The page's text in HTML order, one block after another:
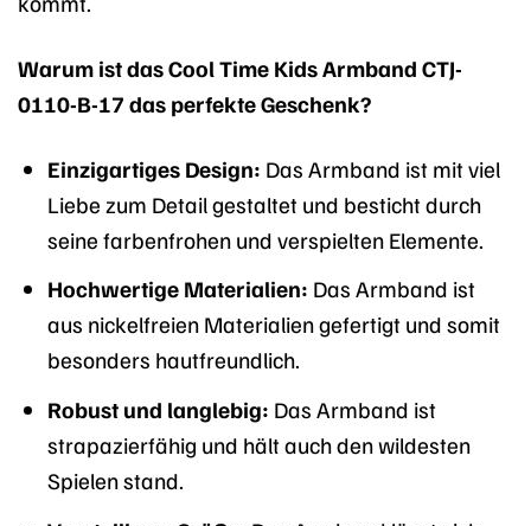
Warum ist das Cool Time Kids Armband CTJ-
0110-B-17 das perfekte Geschenk?
Einzigartiges Design: Das Armband ist mit viel
Liebe zum Detail gestaltet und besticht durch
seine farbenfrohen und verspielten Elemente.
Hochwertige Materialien: Das Armband ist
aus nickelfreien Materialien gefertigt und somit
besonders hautfreundlich.
Robust und langlebig: Das Armband ist
strapazierfähig und hält auch den wildesten
Spielen stand.